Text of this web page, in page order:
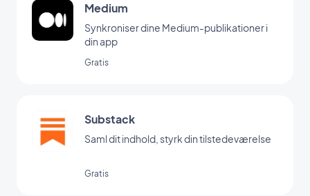
Medium
Synkroniser dine Medium-publikationer i
din app
Gratis
Substack
Saml dit indhold, styrk din tilstedeværelse
Gratis